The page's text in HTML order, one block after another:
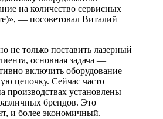
на количество сервисных
— посоветовал Виталий
не только поставить лазерный
основная задача —
включить оборудование
цепочку. Сейчас часто
производствах установлены
брендов. Это
и более экономичный.